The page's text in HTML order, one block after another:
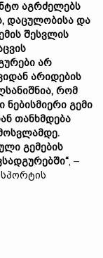
აგრძელებს
, დაცულობისა და
შესვლის
არ
არიდების
, რომ
ნებისმიერი გემი
თანხმდება
.
გემების
“, –